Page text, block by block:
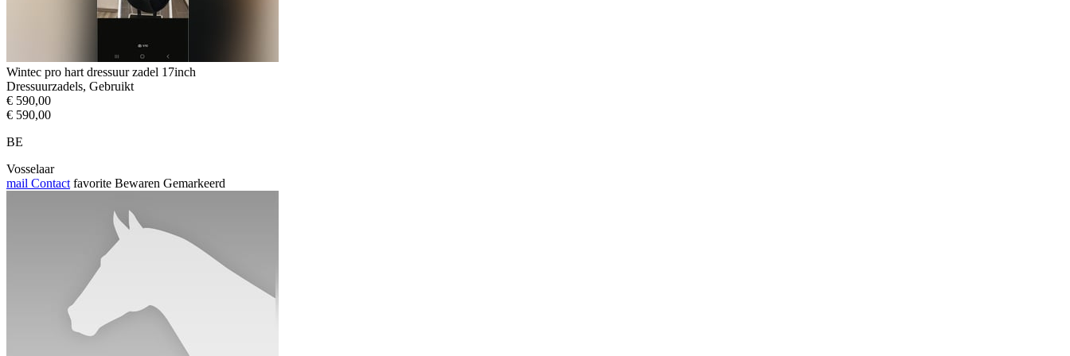
Wintec pro hart dressuur zadel 17inch
Dressuurzadels, Gebruikt
€ 590,00
€ 590,00
BE
Vosselaar
mail Contact favorite Bewaren Gemarkeerd